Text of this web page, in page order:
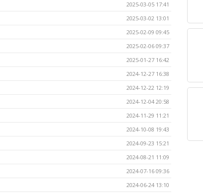
2025-03-05 17:41
2025-03-02 13:01
2025-02-09 09:45
2025-02-06 09:37
2025-01-27 16:42
2024-12-27 16:38
2024-12-22 12:19
2024-12-04 20:58
2024-11-29 11:21
2024-10-08 19:43
2024-09-23 15:21
2024-08-21 11:09
2024-07-16 09:36
2024-06-24 13:10